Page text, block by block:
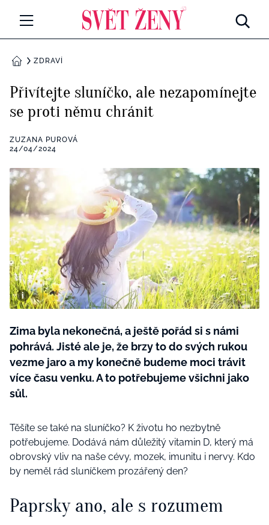
Všechny kategorie
RETROHUBKY
PSYCHOLOGIE
Všechny kategorie
Seberozvoj
ZDRAVÍ
Všechny kategorie
Životní styl
ZÁBAVA
Všechny kategorie
Testy a kvízy
BYDLENÍ
Všechny kategorie
Tvoření
Rady a tipy
BurdaMedia
Extra
SVĚT ŽENY - 599 KČ
ROČNÍ PŘEDPLATNÉ SVĚT ŽENY +
SADA PRODUKTŮ MANA (10 ks)
DOMŮZDRAVÍ
Přivítejte sluníčko, ale nezapomínejte
se proti němu chránit
ZUZANA PUROVÁ
24/04/2024
Zima byla nekonečná, a ještě pořád si s námi
pohrává. Jisté ale je, že brzy to do svých rukou
vezme jaro a my konečně budeme moci trávit
více času venku. A to potřebujeme všichni jako
sůl.
Těšíte se také na sluníčko? K životu ho nezbytně
potřebujeme. Dodává nám důležitý vitamin D, který má
obrovský vliv na naše cévy, mozek, imunitu i nervy. Kdo
by neměl rád sluníčkem prozářený den?
Paprsky ano, ale s rozumem